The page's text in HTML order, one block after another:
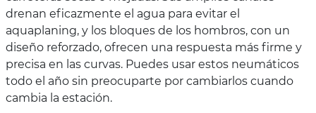
drenan eficazmente el agua para evitar el
aquaplaning, y los bloques de los hombros, con un
diseño reforzado, ofrecen una respuesta más firme y
precisa en las curvas. Puedes usar estos neumáticos
todo el año sin preocuparte por cambiarlos cuando
cambia la estación.